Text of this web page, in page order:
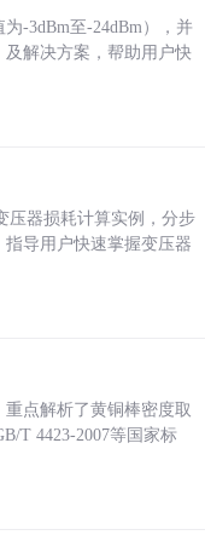
-3dBm至-24dBm），并
解决方案，帮助用户快
压器损耗计算实例，分步
指导用户快速掌握变压器
点解析了黄铜棒密度取
T 4423-2007等国家标